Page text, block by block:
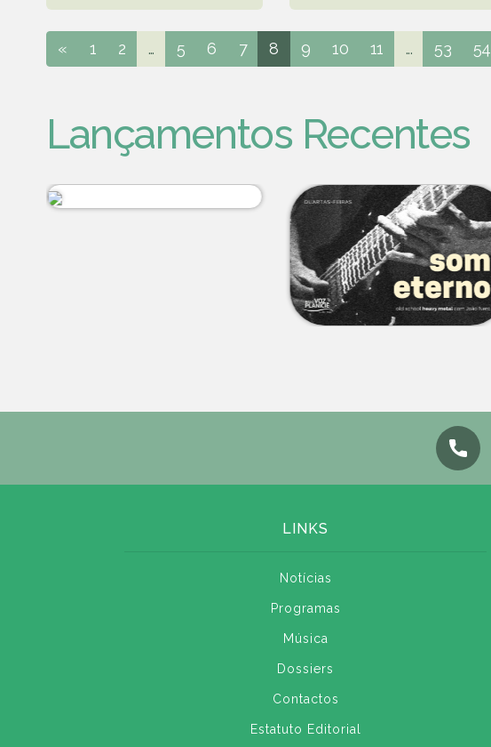
« 1 2 ... 5 6 7 8 9 10 11 ... 53 54
Lançamentos Recentes
LINKS
Notícias
Programas
Música
Dossiers
Contactos
Estatuto Editorial